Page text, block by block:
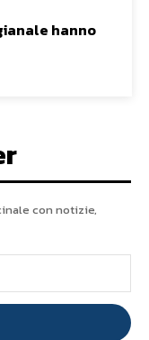
hanno
con notizie,